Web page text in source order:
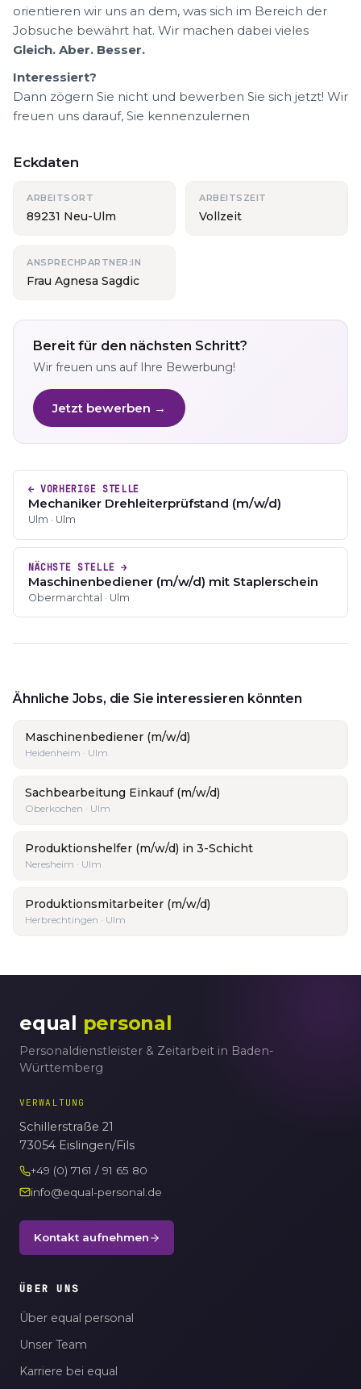
orientieren wir uns an dem, was sich im Bereich der
Jobsuche bewährt hat. Wir machen dabei vieles
Gleich. Aber. Besser.
Interessiert?
Dann zögern Sie nicht und bewerben Sie sich jetzt! Wir
freuen uns darauf, Sie kennenzulernen
Eckdaten
ARBEITSORT
89231 Neu-Ulm
ARBEITSZEIT
Vollzeit
ANSPRECHPARTNER:IN
Frau Agnesa Sagdic
Bereit für den nächsten Schritt?
Wir freuen uns auf Ihre Bewerbung!
Jetzt bewerben →
← VORHERIGE STELLE
Mechaniker Drehleiterprüfstand (m/w/d)
Ulm · Ulm
NÄCHSTE STELLE →
Maschinenbediener (m/w/d) mit Staplerschein
Obermarchtal · Ulm
Ähnliche Jobs, die Sie interessieren könnten
Maschinenbediener (m/w/d)
Heidenheim · Ulm
Sachbearbeitung Einkauf (m/w/d)
Oberkochen · Ulm
Produktionshelfer (m/w/d) in 3-Schicht
Neresheim · Ulm
Produktionsmitarbeiter (m/w/d)
Herbrechtingen · Ulm
equal personal
Personaldienstleister & Zeitarbeit in Baden-
Württemberg
VERWALTUNG
Schillerstraße 21
73054 Eislingen/Fils
+49 (0) 7161 / 91 65 80
info@equal-personal.de
Kontakt aufnehmen
ÜBER UNS
Über equal personal
Unser Team
Karriere bei equal